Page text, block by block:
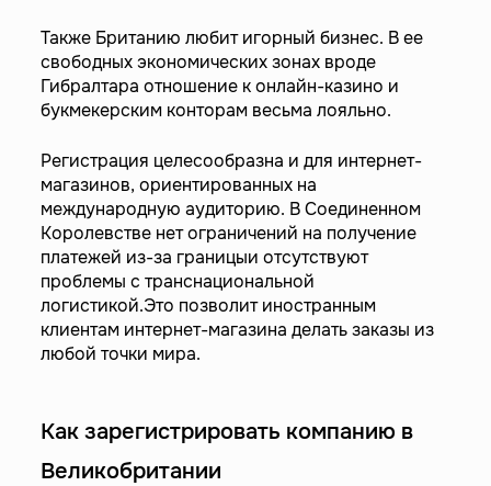
Также Британию любит игорный бизнес. В ее
свободных экономических зонах вроде
Гибралтара отношение к онлайн-казино и
букмекерским конторам весьма лояльно.
Регистрация целесообразна и для интернет-
магазинов, ориентированных на
международную аудиторию. В Соединенном
Королевстве нет ограничений на получение
платежей из-за границыи отсутствуют
проблемы с транснациональной
логистикой.Это позволит иностранным
клиентам интернет-магазина делать заказы из
любой точки мира.
Как зарегистрировать компанию в
Великобритании